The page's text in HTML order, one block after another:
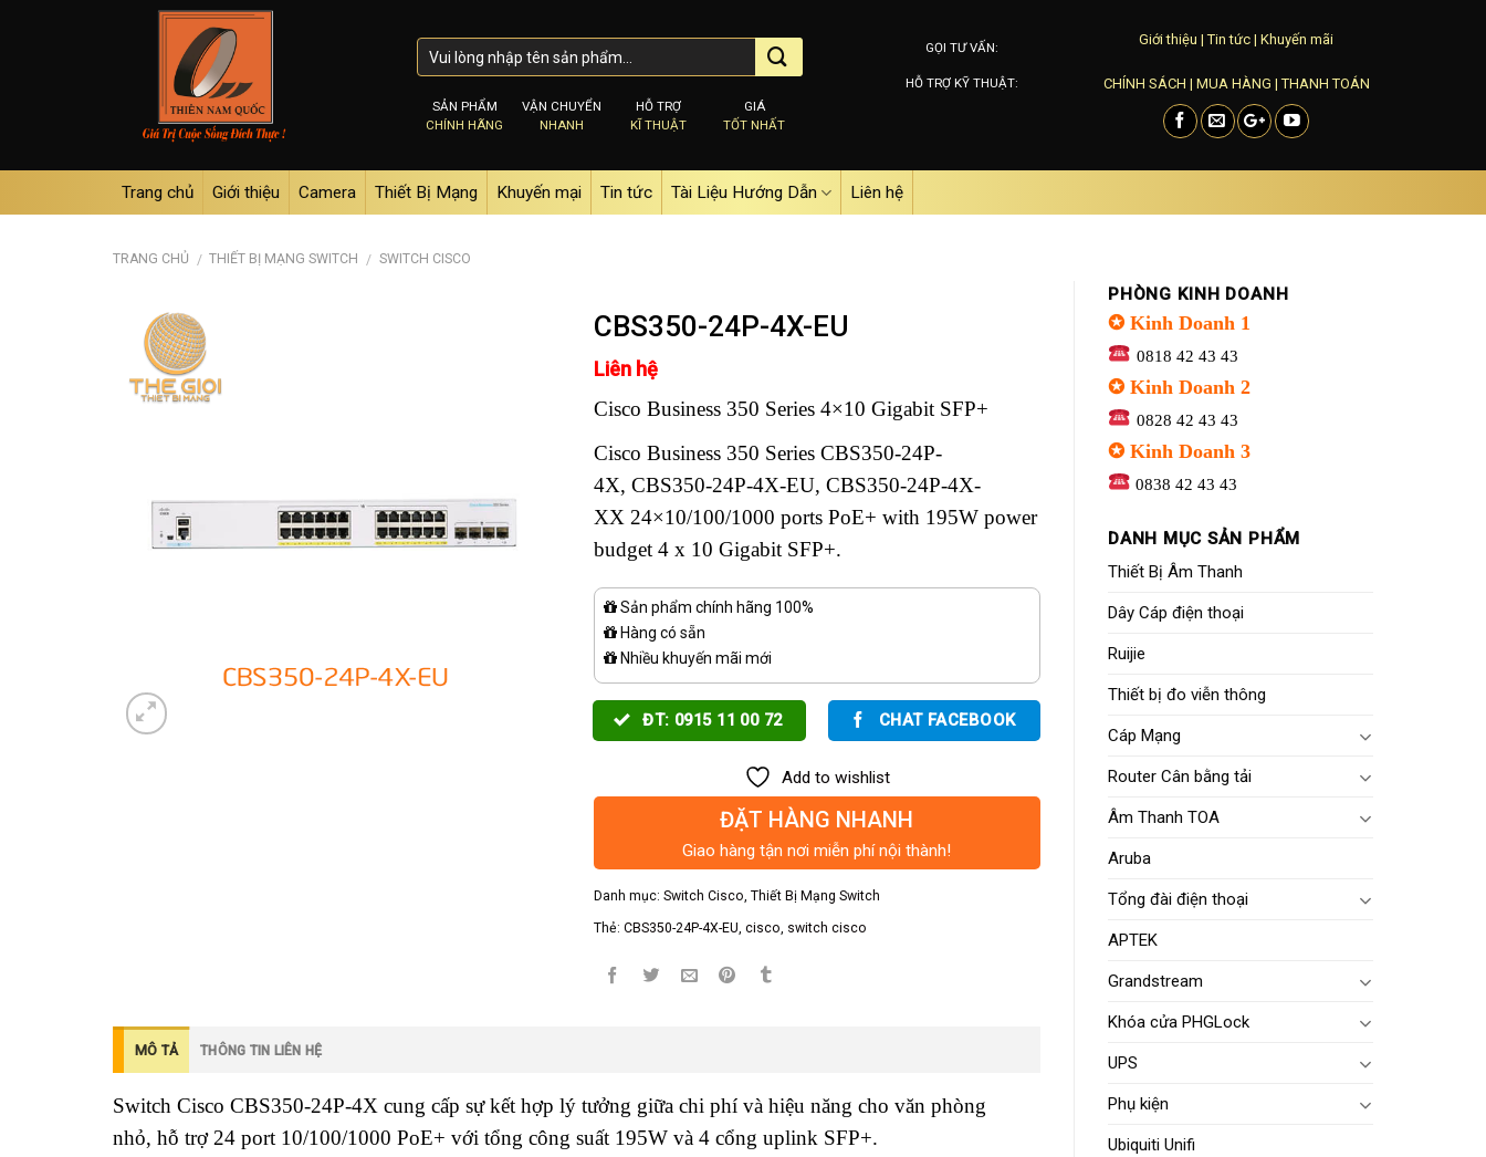
SẢN PHẨM
CHÍNH HÃNG
VẬN CHUYỂN
NHANH
HỖ TRỢ
KĨ THUẬT
GIÁ
TỐT NHẤT
GỌI TƯ VẤN:
HỖ TRỢ KỸ THUẬT:
Giới thiệu |Tin tức | Khuyến mãi
CHÍNH SÁCH | MUA HÀNG |THANH TOÁN
Trang chủ Giới thiệu Camera Thiết Bị Mạng Khuyến mại Tin tức Tài Liệu Hướng Dẫn Liên hệ
TRANG CHỦ / THIẾT BỊ MẠNG SWITCH / SWITCH CISCO
PHÒNG KINH DOANH
✪ Kinh Doanh 1
0818 42 43 43
✪ Kinh Doanh 2
0828 42 43 43
✪ Kinh Doanh 3
0838 42 43 43
DANH MỤC SẢN PHẨM
Thiết Bị Âm Thanh
Dây Cáp điện thoại
Ruijie
Thiết bị đo viễn thông
Cáp Mạng
Router Cân bằng tải
Âm Thanh TOA
Aruba
Tổng đài điện thoại
APTEK
Grandstream
Khóa cửa PHGLock
UPS
Phụ kiện
Ubiquiti Unifi
CBS350-24P-4X-EU
Liên hệ
Cisco Business 350 Series 4×10 Gigabit SFP+
Cisco Business 350 Series CBS350-24P-
4X, CBS350-24P-4X-EU, CBS350-24P-4X-
XX 24×10/100/1000 ports PoE+ with 195W power
budget 4 x 10 Gigabit SFP+.
Sản phẩm chính hãng 100%
Hàng có sẵn
Nhiều khuyến mãi mới
ĐT: 0915 11 00 72 CHAT FACEBOOK
Add to wishlist
ĐẶT HÀNG NHANH
Giao hàng tận nơi miễn phí nội thành!
Danh mục: Switch Cisco, Thiết Bị Mạng Switch
Thẻ: CBS350-24P-4X-EU, cisco, switch cisco
MÔ TẢ THÔNG TIN LIÊN HỆ
Switch Cisco CBS350-24P-4X cung cấp sự kết hợp lý tưởng giữa chi phí và hiệu năng cho văn phòng
nhỏ, hỗ trợ 24 port 10/100/1000 PoE+ với tổng công suất 195W và 4 cổng uplink SFP+.